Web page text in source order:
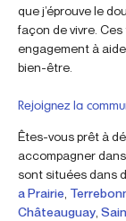
que j’éprouve le
façon de vivre.
engagement à
bien-être.
Rejoignez la
Êtes-vous prêt à
accompagner
sont situées dans
a Prairie
Châteauguay